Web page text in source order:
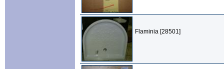
Flaminia [28501]